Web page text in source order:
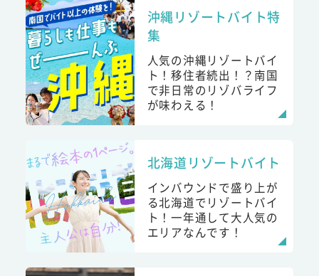
沖縄リゾートバイト特
集
人気の沖縄リゾートバイ
ト！移住者続出！？南国
で非日常のリゾバライフ
が味わえる！
北海道リゾートバイト
インバウンドで盛り上が
る北海道でリゾートバイ
ト！一年通して大人気の
エリアなんです！